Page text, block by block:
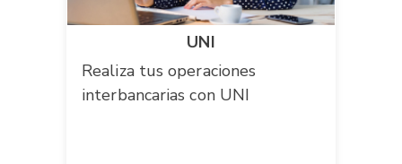
UNI
Realiza tus operaciones
interbancarias con UNI